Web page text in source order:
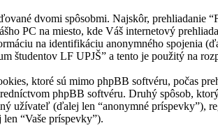
dvomi spôsobmi. Najskôr, prehliadanie
PC na miesto, kde Váš internetový
na identifikáciu anonymného spojenia
študentov LF UPJŠ” a tento je použitý na
ktoré sú mimo phpBB softvéru, počas
phpBB softvéru. Druhý spôsob,
užívateľ (ďalej len “anonymné príspevky”),
“Vaše príspevky”).